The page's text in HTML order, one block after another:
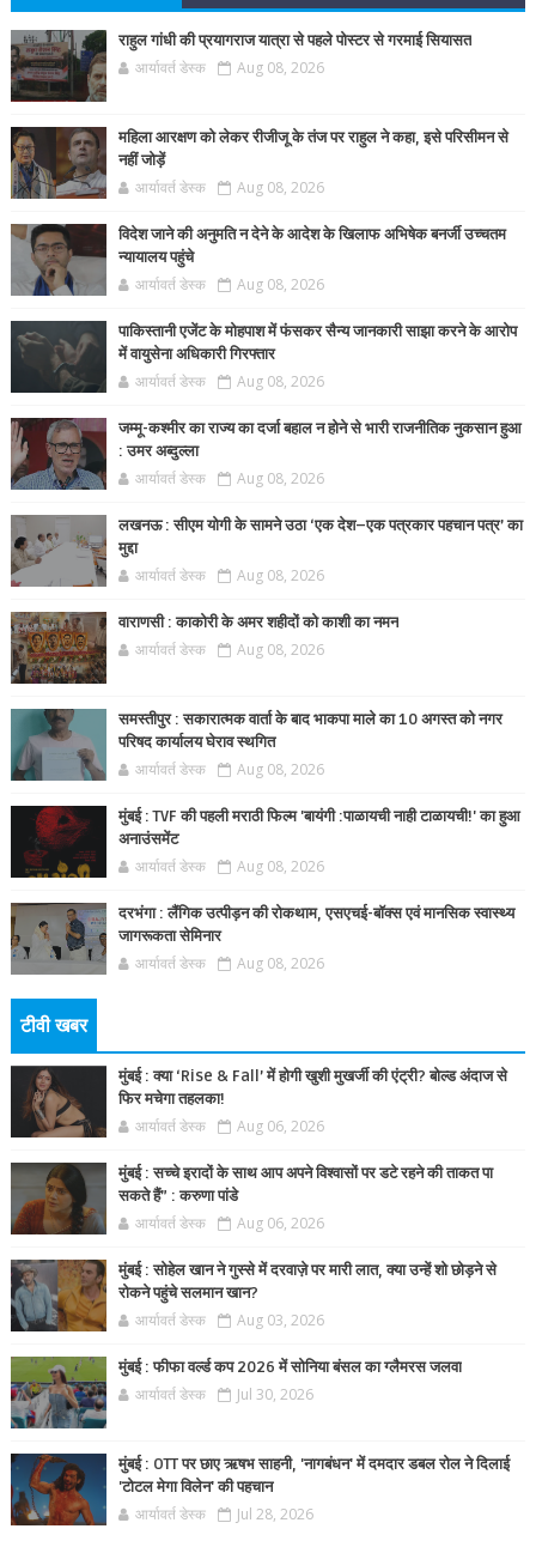
राहुल गांधी की प्रयागराज यात्रा से पहले पोस्टर से गरमाई सियासत
आर्यावर्त डेस्क Aug 08, 2026
महिला आरक्षण को लेकर रीजीजू के तंज पर राहुल ने कहा, इसे परिसीमन से
नहीं जोड़ें
आर्यावर्त डेस्क Aug 08, 2026
विदेश जाने की अनुमति न देने के आदेश के खिलाफ अभिषेक बनर्जी उच्चतम
न्यायालय पहुंचे
आर्यावर्त डेस्क Aug 08, 2026
पाकिस्तानी एजेंट के मोहपाश में फंसकर सैन्य जानकारी साझा करने के आरोप
में वायुसेना अधिकारी गिरफ्तार
आर्यावर्त डेस्क Aug 08, 2026
जम्मू-कश्मीर का राज्य का दर्जा बहाल न होने से भारी राजनीतिक नुकसान हुआ
: उमर अब्दुल्ला
आर्यावर्त डेस्क Aug 08, 2026
लखनऊ : सीएम योगी के सामने उठा ‘एक देश–एक पत्रकार पहचान पत्र’ का
मुद्दा
आर्यावर्त डेस्क Aug 08, 2026
वाराणसी : काकोरी के अमर शहीदों को काशी का नमन
आर्यावर्त डेस्क Aug 08, 2026
समस्तीपुर : सकारात्मक वार्ता के बाद भाकपा माले का 10 अगस्त को नगर
परिषद कार्यालय घेराव स्थगित
आर्यावर्त डेस्क Aug 08, 2026
मुंबई : TVF की पहली मराठी फिल्म 'बायंगी :पाळायची नाही टाळायची!' का हुआ
अनाउंसमेंट
आर्यावर्त डेस्क Aug 08, 2026
दरभंगा : लैंगिक उत्पीड़न की रोकथाम, एसएचई-बॉक्स एवं मानसिक स्वास्थ्य
जागरूकता सेमिनार
आर्यावर्त डेस्क Aug 08, 2026
टीवी खबर
मुंबई : क्या ‘Rise & Fall’ में होगी खुशी मुखर्जी की एंट्री? बोल्ड अंदाज से
फिर मचेगा तहलका!
आर्यावर्त डेस्क Aug 06, 2026
मुंबई : सच्चे इरादों के साथ आप अपने विश्वासों पर डटे रहने की ताकत पा
सकते हैं” : करुणा पांडे
आर्यावर्त डेस्क Aug 06, 2026
मुंबई : सोहेल खान ने गुस्से में दरवाज़े पर मारी लात, क्या उन्हें शो छोड़ने से
रोकने पहुंचे सलमान खान?
आर्यावर्त डेस्क Aug 03, 2026
मुंबई : फीफा वर्ल्ड कप 2026 में सोनिया बंसल का ग्लैमरस जलवा
आर्यावर्त डेस्क Jul 30, 2026
मुंबई : OTT पर छाए ऋषभ साहनी, 'नागबंधन' में दमदार डबल रोल ने दिलाई
'टोटल मेगा विलेन' की पहचान
आर्यावर्त डेस्क Jul 28, 2026